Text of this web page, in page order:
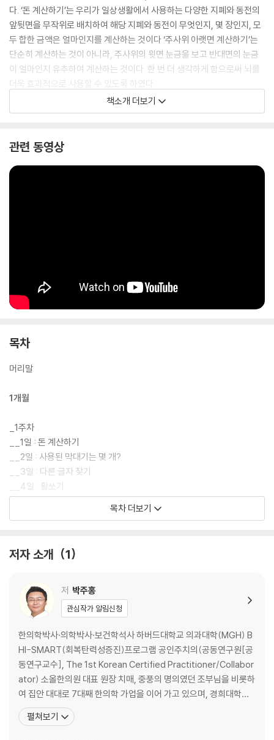
다. ‘돈 계산하기’는 우리가 일상생활에서 사용하는 다양한 지폐와 동전의
앞뒷면을 무작위로 배치하여 해당 지폐와 동전이 무엇인지, 몇 장인지, 모
두 합한 금액은 얼마인지를 계산하는 것이다 ‘주사위 아랫면 계산하기’는
단순히 계산하는 것이 아니라, 주사위의 윗면 눈금을 보고 반대면의 눈금
이 얼마인지 유추하여 계산하는 것이다. 한 번 더 생각하게 함으로써 뇌를
더욱 효과적으로 사용할 수 있도록 하였다.
〈내용 파악〉과 〈시각적 내용 파악〉과 관련된 문제로는 ‘오름차순으로 동그
관찰하는 것을 연습하면서 내용을 명확하게 파악하는 것에 도움이 된다.
하게 움직이고 있다는 증거가 될 것이다. 〈공간 파악·변화 이해〉에서는 우
트레스 해소는 물론 즐겁게 뇌를 단련할 수 있도록 준비했다. 뇌는 우리의
생각, 판단, 운동 감각 등을 담당하는 매우 중요한 기관이다. 뇌 건강을 지
책소개 더보기
관련 동영상
목차
머리말
1개월
_1주차
__1일 : 돈 계산하기
__2일 : 사용된 막대기는 몇 개?
__3일 : 다른 글자 찾기
__4일 : 활쏘기
__5일 : 사진 틀린 그림 찾기
_2주차
__2일 : 달팽이
__3일 : 시간 맞추기
__4일 : 도형 따라 그리기
__5일 : 숨은 글자 찾기
__6일 : 빈칸에 들어갈 숫자는?
__7일 : 그림 찾아서 넣기
_3주차
__1일 : 자기소개 하기
__2일 : 그림의 답 알아내기
목차 더보기
저자 소개 1
저 박주홍
관심작가 알림신청
한의학박사·의학박사·보건학석사 하버드대학교 의과대학(MGH) B
HI-SMART(회복탄력성증진)프로그램 공인주치의(공동연구원[공
동연구교수], The 1st Korean Certified Practitioner/Collabor
ator) 소올한의원 대표 원장 치매, 중풍의 명의였던 조부님을 비롯하
여 집안 대대로 7대째 한의학 가업을 이어 가고 있으며, 경희대학교
한의과대학에서 방제학(뇌신경 한약처방학, Neuropharmacolog
y) 1호로 한의학 석·박사 학위를 최연소로 취득, 수석 졸업했다. 경희
펼쳐보기